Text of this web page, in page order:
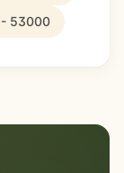
- 53000